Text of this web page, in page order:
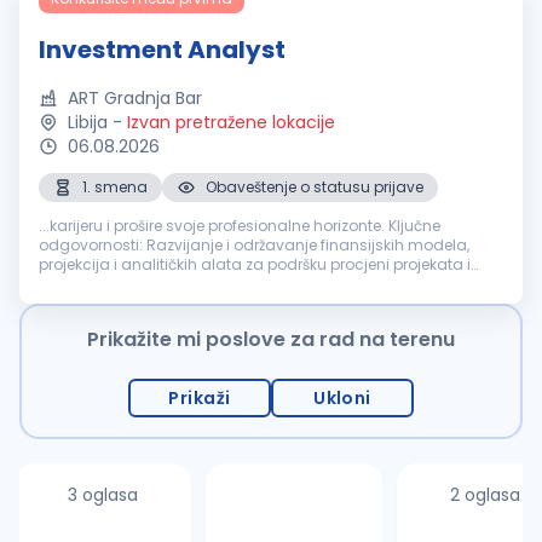
Investment Analyst
ART Gradnja Bar
Libija - Izvan pretražene lokacije
06.08.2026
1. smena
Obaveštenje o statusu prijave
...karijeru i prošire svoje profesionalne horizonte. Ključne
odgovornosti: Razvijanje i održavanje finansijskih modela,
projekcija i analitičkih alata za podršku procjeni projekata i
izvodljivosti...
Prikažite mi poslove za rad na terenu
Prikaži Ukloni
3 oglasa 2 oglasa